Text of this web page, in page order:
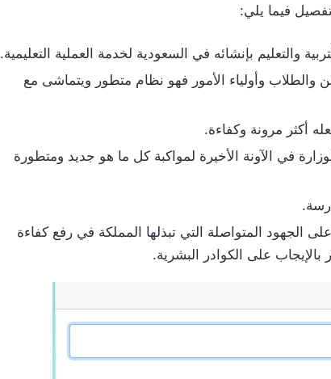
فيما يلي:
والتعليم بإنشائه في السعودية لخدمة العملية التعليمية.
والطلاب وأولياء الأمور فهو نظام متطور ويتماشى مع
أكثر مرونة وكفاءة.
في الآونة الأخيرة لمواكبة كل ما هو جديد ومتطورة
الجهود المتواصلة التي تبذلها المملكة في رفع كفاءة
بالإيجاب على الكوادر البشرية.